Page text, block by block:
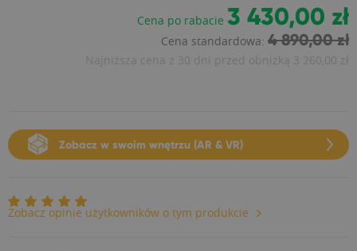
Cena po rabacie 3 430,00 zł
Cena standardowa: 4 890,00 zł
Najniższa cena z 30 dni przed obniżką 3 260,00 zł
Zobacz w swoim wnętrzu (AR & VR)
Zobacz opinie użytkowników o tym produkcie